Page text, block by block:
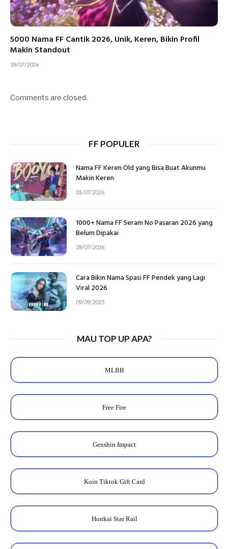
5000 Nama FF Cantik 2026, Unik, Keren, Bikin Profil
Makin Standout
28/07/2026
Comments are closed.
FF POPULER
Nama FF Keren Old yang Bisa Buat Akunmu
Makin Keren
01/07/2026
1000+ Nama FF Seram No Pasaran 2026 yang
Belum Dipakai
28/07/2026
Cara Bikin Nama Spasi FF Pendek yang Lagi
Viral 2026
09/09/2025
MAU TOP UP APA?
MLBB
Free Fire
Genshin Impact
Koin Tiktok Gift Card
Honkai Star Rail